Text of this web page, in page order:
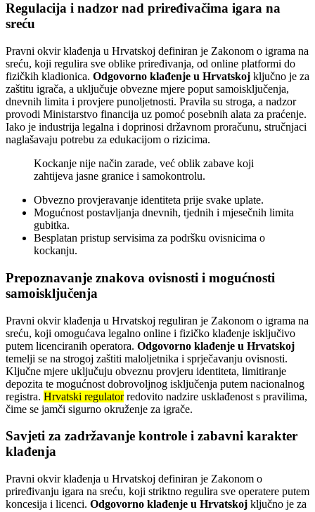
Regulacija i nadzor nad priređivačima igara na
sreću
Pravni okvir klađenja u Hrvatskoj definiran je Zakonom o igrama na
sreću, koji regulira sve oblike priređivanja, od online platformi do
fizičkih kladionica. Odgovorno klađenje u Hrvatskoj ključno je za
zaštitu igrača, a uključuje obvezne mjere poput samoisključenja,
dnevnih limita i provjere punoljetnosti. Pravila su stroga, a nadzor
provodi Ministarstvo financija uz pomoć posebnih alata za praćenje.
Iako je industrija legalna i doprinosi državnom proračunu, stručnjaci
naglašavaju potrebu za edukacijom o rizicima.
Kockanje nije način zarade, već oblik zabave koji
zahtijeva jasne granice i samokontrolu.
Obvezno provjeravanje identiteta prije svake uplate.
Mogućnost postavljanja dnevnih, tjednih i mjesečnih limita
gubitka.
Besplatan pristup servisima za podršku ovisnicima o
kockanju.
Prepoznavanje znakova ovisnosti i mogućnosti
samoisključenja
Pravni okvir klađenja u Hrvatskoj reguliran je Zakonom o igrama na
sreću, koji omogućava legalno online i fizičko klađenje isključivo
putem licenciranih operatora. Odgovorno klađenje u Hrvatskoj
temelji se na strogoj zaštiti maloljetnika i sprječavanju ovisnosti.
Ključne mjere uključuju obveznu provjeru identiteta, limitiranje
depozita te mogućnost dobrovoljnog isključenja putem nacionalnog
registra. Hrvatski regulatorredovito nadzire usklađenost s pravilima,
čime se jamči sigurno okruženje za igrače.
Savjeti za zadržavanje kontrole i zabavni karakter
klađenja
Pravni okvir klađenja u Hrvatskoj definiran je Zakonom o
priređivanju igara na sreću, koji striktno regulira sve operatere putem
koncesija i licenci. Odgovorno klađenje u Hrvatskoj ključno je za